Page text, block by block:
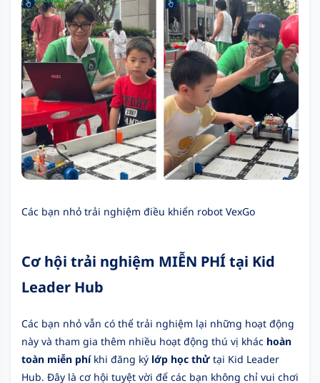
Các bạn nhỏ trải nghiệm điều khiển robot VexGo
Cơ hội trải nghiệm MIỄN PHÍ tại Kid
Leader Hub
Các bạn nhỏ vẫn có thể trải nghiệm lại những hoạt động
này và tham gia thêm nhiều hoạt động thú vị khác hoàn
toàn miễn phíkhi đăng ký lớp học thử tại Kid Leader
Hub. Đây là cơ hội tuyệt vời để các bạn không chỉ vui chơi